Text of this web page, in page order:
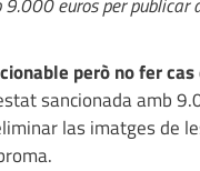
però no fer
sancionada amb
las imatges de